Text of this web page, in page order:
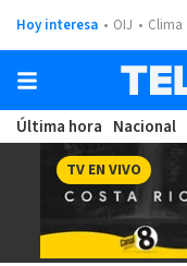
Hoy interesa OIJ Clima
Última hora Nacional
TV EN VIVO